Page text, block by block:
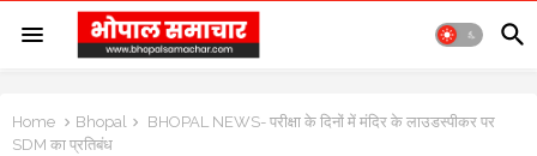
Home Bhopal
BHOPAL NEWS- परीक्षा के दिनों में मंदिर के लाउडस्पीकर पर
SDM का प्रतिबंध